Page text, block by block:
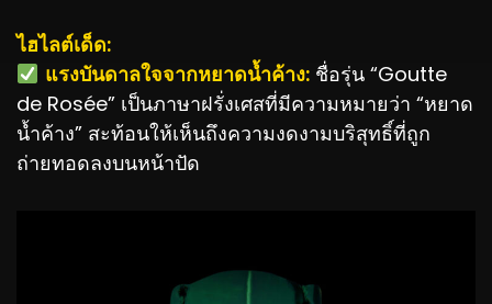
ไฮไลต์เด็ด:
แรงบันดาลใจจากหยาดน้ำค้าง:ชื่อรุ่น “Goutte
de Rosée” เป็นภาษาฝรั่งเศสที่มีความหมายว่า “หยาด
น้ำค้าง” สะท้อนให้เห็นถึงความงดงามบริสุทธิ์ที่ถูก
ถ่ายทอดลงบนหน้าปัด